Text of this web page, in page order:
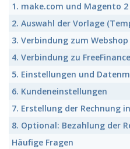
1. make.com und Magento 2
2. Auswahl der Vorlage
3. Verbindung zum
4. Verbindung zu
5. Einstellungen und
6. Kundeneinstellungen
7. Erstellung der Rechnung
8. Optional: Bezahlung der
Häufige Fragen